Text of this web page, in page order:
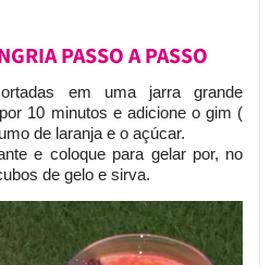
PASSO A PASSO
em uma jarra grande
10 minutos e adicione o gim (
de laranja e o açúcar.
e coloque para gelar por, no
de gelo e sirva.